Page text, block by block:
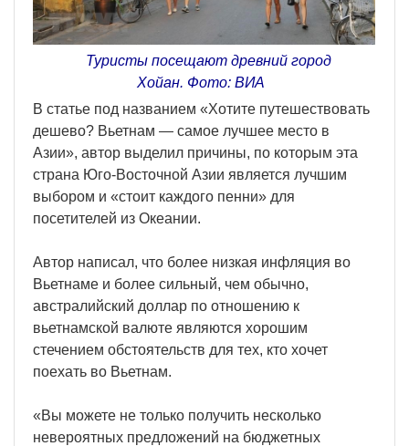
Туристы посещают древний город
Хойан. Фото: ВИА
В статье под названием «Хотите путешествовать
дешево? Вьетнам — самое лучшее место в
Азии», автор выделил причины, по которым эта
страна Юго-Восточной Азии является лучшим
выбором и «стоит каждого пенни» для
посетителей из Океании.
Автор написал, что более низкая инфляция во
Вьетнаме и более сильный, чем обычно,
австралийский доллар по отношению к
вьетнамской валюте являются хорошим
стечением обстоятельств для тех, кто хочет
поехать во Вьетнам.
«Вы можете не только получить несколько
невероятных предложений на бюджетных